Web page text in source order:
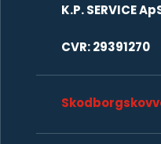
K.P. SERVICE
CVR: 29391270